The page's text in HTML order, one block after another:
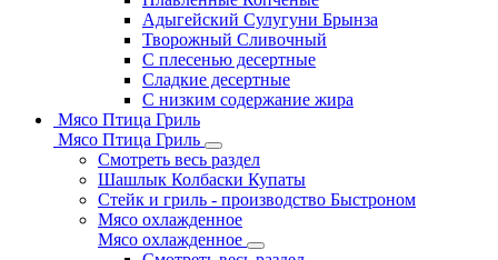
Адыгейский Сулугуни Брынза
Творожный Сливочный
С плесенью десертные
Сладкие десертные
С низким содержание жира
Мясо Птица Гриль
Мясо Птица Гриль
Смотреть весь раздел
Шашлык Колбаски Купаты
Стейк и гриль - производство Быстроном
Мясо охлажденное
Мясо охлажденное